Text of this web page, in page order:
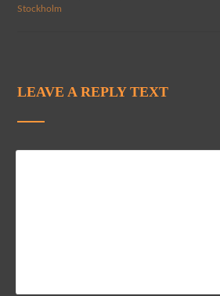
Stockholm
LEAVE A REPLY TEXT